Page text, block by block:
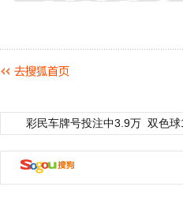
彩民车牌号投注中3.9万 双色